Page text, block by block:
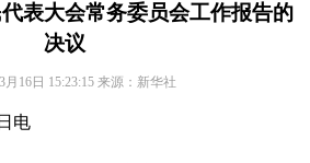
表大会常务委员会工作报告的
决议
月16日 15:23:15 来源：新华社
电